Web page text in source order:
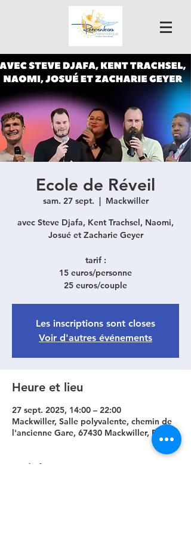
Ecole de Réveil
sam. 27 sept.
  |
Mackwiller
avec Steve Djafa, Kent Trachsel, Naomi,
Josué et Zacharie Geyer
tarif :
15 euros/personne
25 euros/couple
Les inscriptions sont closes
Voir d'autres événements
Heure et lieu
27 sept. 2025, 14:00 – 22:00
Mackwiller, Salle polyvalente, chemin de
l'ancienne Gare, 67430 Mackwiller, France
Invités